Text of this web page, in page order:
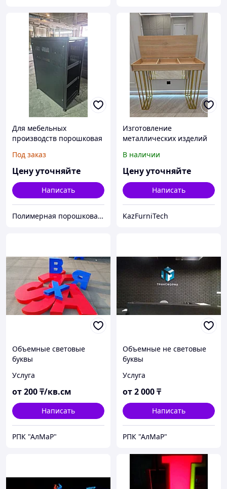
Для мебельных
производств порошковая
Под заказ
Цену уточняйте
Написать
Полимерная порошковая покраска Алматы. Красим металл 12 метров. Алматыдағы полимерлі ұнтақ бояу.
Изготовление
металлических изделий
В наличии
Цену уточняйте
Написать
KazFurniTech
Объемные световые
буквы
Услуга
от200₸/кв.см
Написать
РПК "АлМаР"
Объемные не световые
буквы
Услуга
от2 000₸
Написать
РПК "АлМаР"